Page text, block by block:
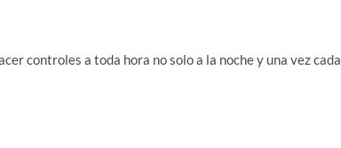
controles a toda hora no solo a la noche y una vez cada